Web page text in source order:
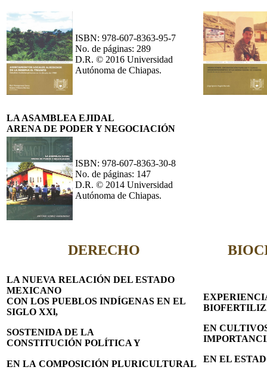
ISBN: 978-607-8363-95-7
No. de páginas: 289
D.R. © 2016 Universidad
Autónoma de Chiapas.
LA ASAMBLEA EJIDAL
ARENA DE PODER Y NEGOCIACIÓN
ISBN: 978-607-8363-30-8
No. de páginas: 147
D.R. © 2014 Universidad
Autónoma de Chiapas.
DERECHO
LA NUEVA RELACIÓN DEL ESTADO
MEXICANO
CON LOS PUEBLOS INDÍGENAS EN EL
SIGLO XXl,
SOSTENIDA DE LA
CONSTITUCIÓN POLÍTICA Y
EN LA COMPOSICIÓN PLURICULTURAL
EN
EN EL